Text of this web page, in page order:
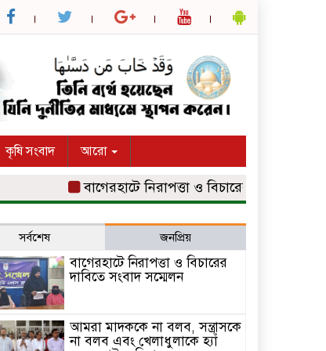
কৃষি সংবাদ আরো
বাগেরহাটে নিরাপত্তা ও বিচারের দাবিতে সংবাদ
সর্বশেষ জনপ্রিয়
বাগেরহাটে নিরাপত্তা ও বিচারের
দাবিতে সংবাদ সম্মেলন
আমরা মাদককে না বলব, সন্ত্রাসকে
না বলব এবং খেলাধুলাকে হ্যাঁ